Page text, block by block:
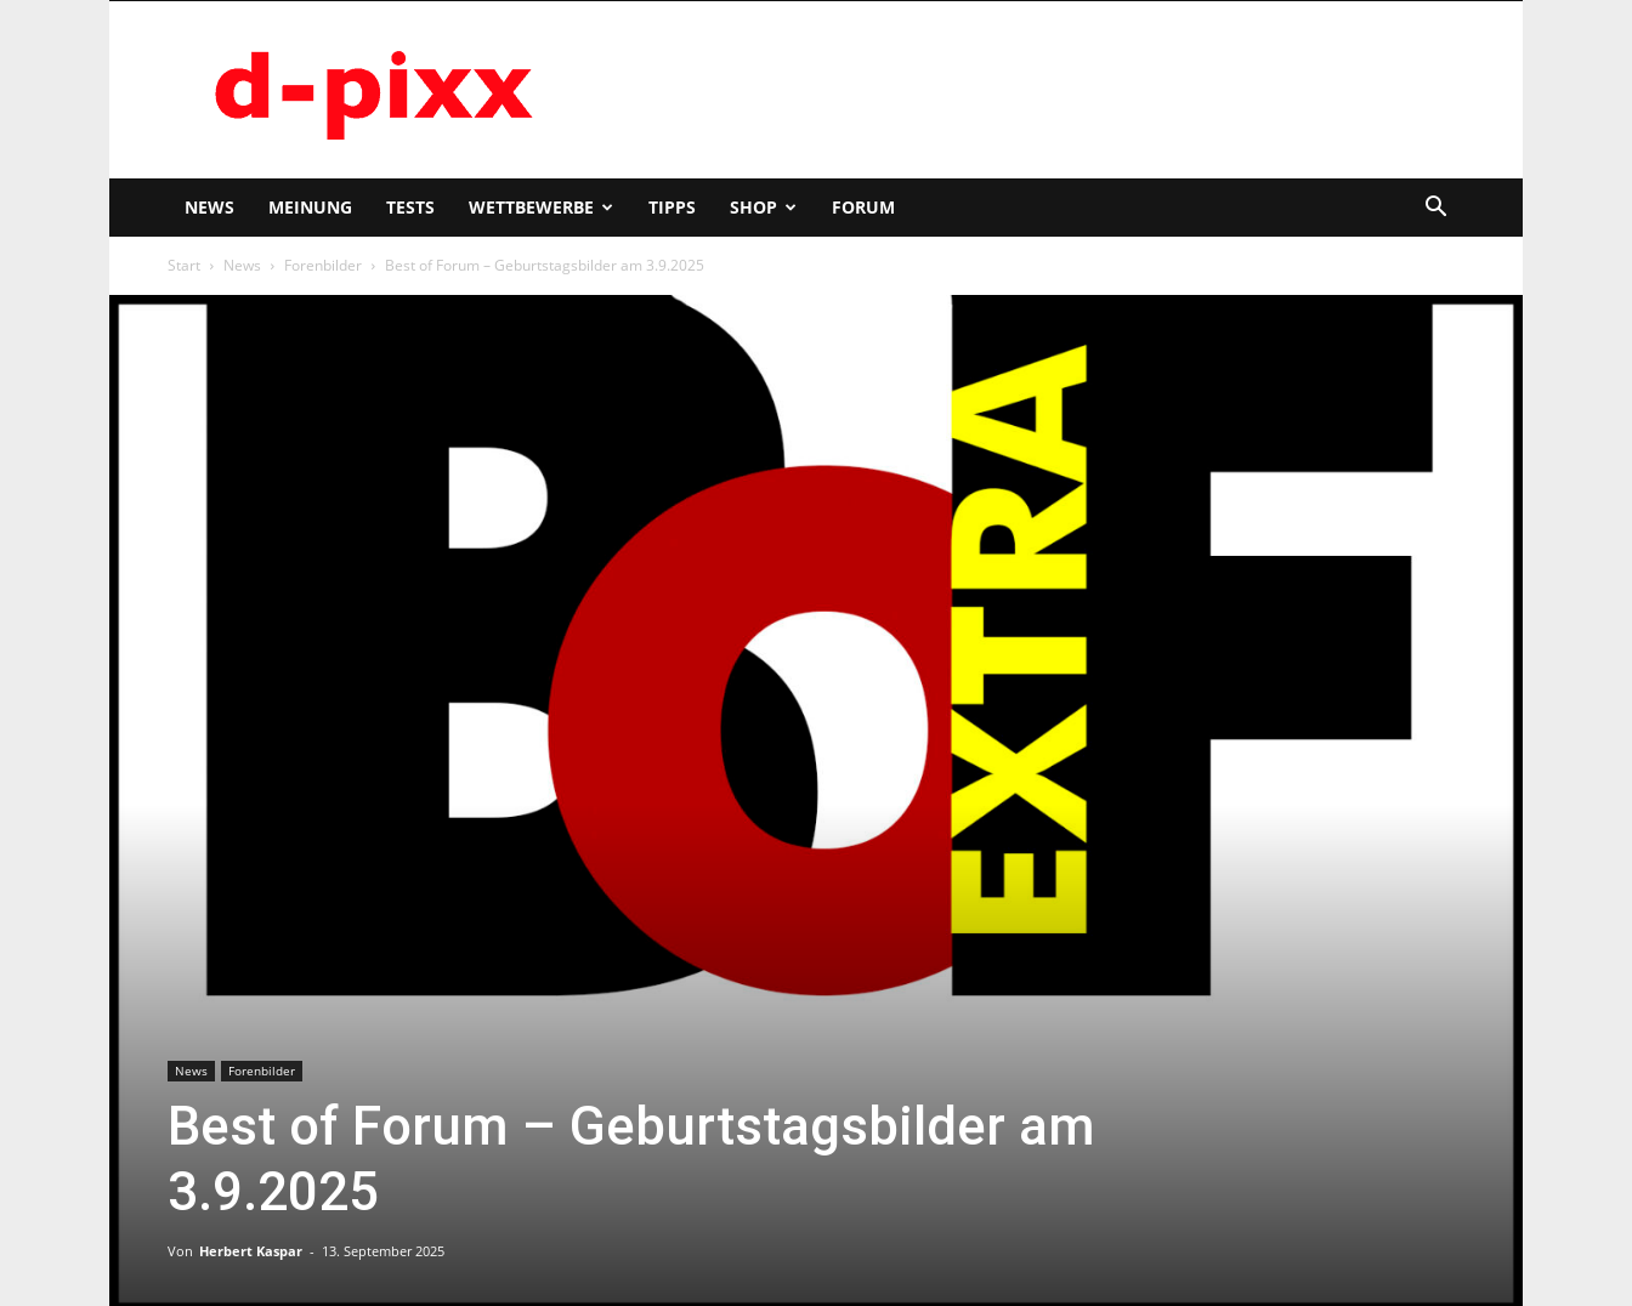
pixx
NEWS MEINUNG TESTS WETTBEWERBE TIPPS SHOP FORUM
Start News Forenbilder Best of Forum – Geburtstagsbilder am 3.9.2025
News Forenbilder
Best of Forum – Geburtstagsbilder am
3.9.2025
Von Herbert Kaspar - 13. September 2025